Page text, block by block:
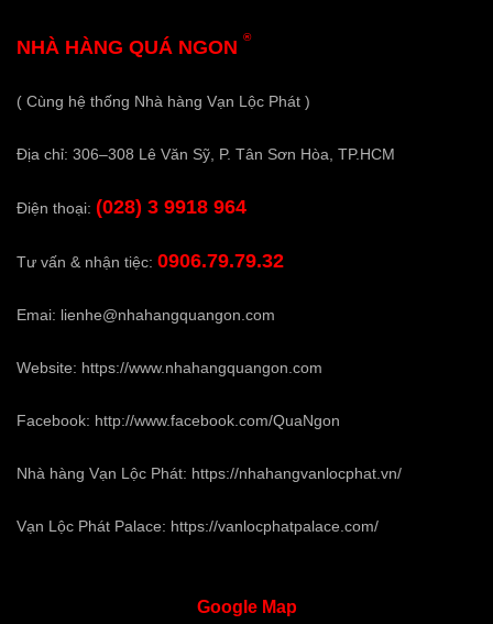
NHÀ HÀNG QUÁ NGON ®
( Cùng hệ thống Nhà hàng Vạn Lộc Phát )
Địa chỉ: 306–308 Lê Văn Sỹ, P. Tân Sơn Hòa, TP.HCM
Điện thoại: (028) 3 9918 964
Tư vấn & nhận tiệc: 0906.79.79.32
Emai: lienhe@nhahangquangon.com
Website: https://www.nhahangquangon.com
Facebook: http://www.facebook.com/QuaNgon
Nhà hàng Vạn Lộc Phát: https://nhahangvanlocphat.vn/
Vạn Lộc Phát Palace: https://vanlocphatpalace.com/
GoogleMap